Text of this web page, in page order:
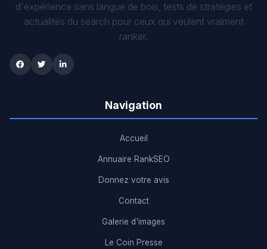
d'expérience sans langue de bois, tests de stratégies et
actualités du search pour ceux qui veulent vraiment
ranker.
Navigation
Accueil
Annuaire RankSEO
Donnez votre avis
Contact
Galerie d'images
Le Coin Presse